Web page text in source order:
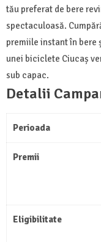
tău preferat de bere
spectaculoasă.
premiile instant în
unei biciclete Ciucaș
sub capac.
Detalii
Perioada
Premii
Eligibilitate